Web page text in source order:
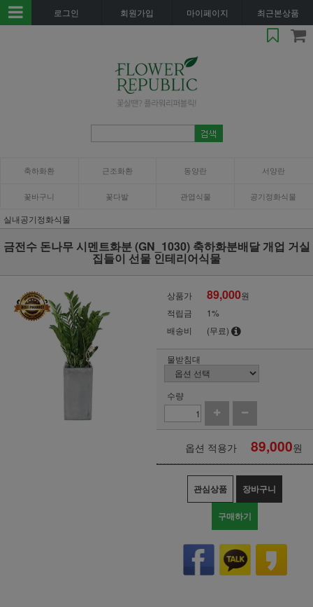
로그인 회원가입 마이페이지 최근본상품
축하화환 근조화환 동양란 서양란
꽃바구니 꽃다발 관엽식물 공기정화식물
실내공기정화식물
금전수 돈나무 시멘트화분 (GN_1030) 축하화분배달 개업 거실
집들이 선물 인테리어식물
상품가 89,000원
적립금
1%
배송비
(무료)
물받침대
수량
옵션 적용가 89,000원
관심상품 장바구니
구매하기